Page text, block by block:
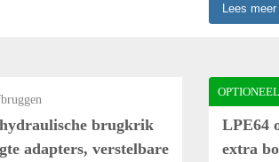
Lees
brugkrik
adapters, verstelbare
Rijbaan
LPE64
extra